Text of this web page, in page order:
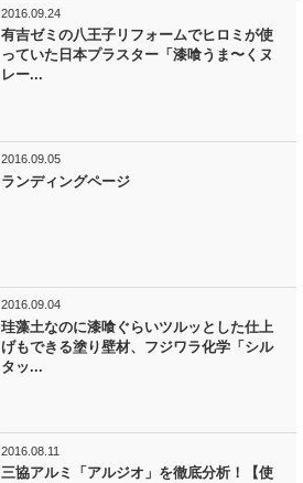
2016.09.24
有吉ゼミの八王子リフォームでヒロミが使
っていた日本プラスター「漆喰うま〜くヌ
レー...
2016.09.05
ランディングページ
2016.09.04
珪藻土なのに漆喰ぐらいツルッとした仕上
げもできる塗り壁材、フジワラ化学「シル
タッ...
2016.08.11
三協アルミ「アルジオ」を徹底分析！【使